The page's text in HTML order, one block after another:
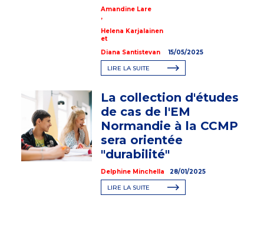
Amandine Lare
,
Helena Karjalainen
et
Diana Santistevan
15/05/2025
LIRE LA SUITE
La collection d'études
de cas de l'EM
Normandie à la CCMP
sera orientée
"durabilité"
Delphine Minchella 28/01/2025
LIRE LA SUITE